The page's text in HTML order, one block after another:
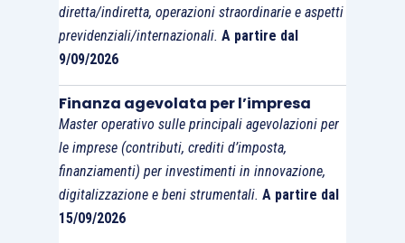
diretta/indiretta, operazioni straordinarie e aspetti
previdenziali/internazionali. A partire dal
9/09/2026
Finanza agevolata per l’impresa
Master operativo sulle principali agevolazioni per
le imprese (contributi, crediti d’imposta,
finanziamenti) per investimenti in innovazione,
digitalizzazione e beni strumentali. A partire dal
15/09/2026